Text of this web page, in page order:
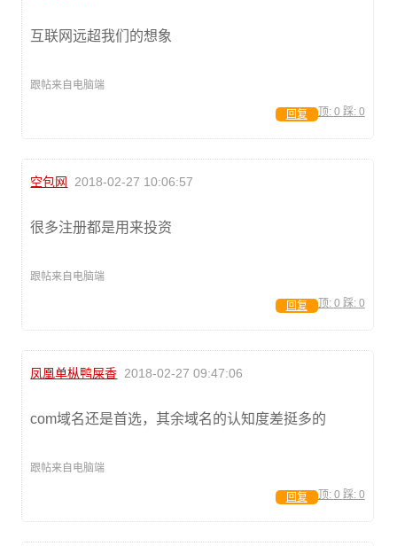
互联网远超我们的想象
跟帖来自电脑端
顶: 0 踩: 0
回复
空包网 2018-02-27 10:06:57
很多注册都是用来投资
跟帖来自电脑端
顶: 0 踩: 0
回复
凤凰单枞鸭屎香 2018-02-27 09:47:06
com域名还是首选，其余域名的认知度差挺多的
跟帖来自电脑端
顶: 0 踩: 0
回复